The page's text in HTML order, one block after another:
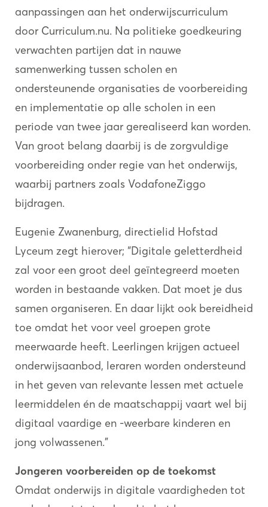
aanpassingen aan het onderwijscurriculum
door Curriculum.nu. Na politieke goedkeuring
verwachten partijen dat in nauwe
samenwerking tussen scholen en
ondersteunende organisaties de voorbereiding
en implementatie op alle scholen in een
periode van twee jaar gerealiseerd kan worden.
Van groot belang daarbij is de zorgvuldige
voorbereiding onder regie van het onderwijs,
waarbij partners zoals VodafoneZiggo
bijdragen.
Eugenie Zwanenburg, directielid Hofstad
Lyceum zegt hierover; “Digitale geletterdheid
zal voor een groot deel geïntegreerd moeten
worden in bestaande vakken. Dat moet je dus
samen organiseren. En daar lijkt ook bereidheid
toe omdat het voor veel groepen grote
meerwaarde heeft. Leerlingen krijgen actueel
onderwijsaanbod, leraren worden ondersteund
in het geven van relevante lessen met actuele
leermiddelen én de maatschappij vaart wel bij
digitaal vaardige en -weerbare kinderen en
jong volwassenen.”
Jongeren voorbereiden op de toekomst
Omdat onderwijs in digitale vaardigheden tot